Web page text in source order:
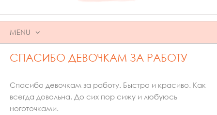
MENU
SKIP
TO
СПАСИБО ДЕВОЧКАМ ЗА РАБОТУ
Спасибо девочкам за работу. Быстро и красиво. Как
всегда довольна. До сих пор сижу и любуюсь
ноготочками.